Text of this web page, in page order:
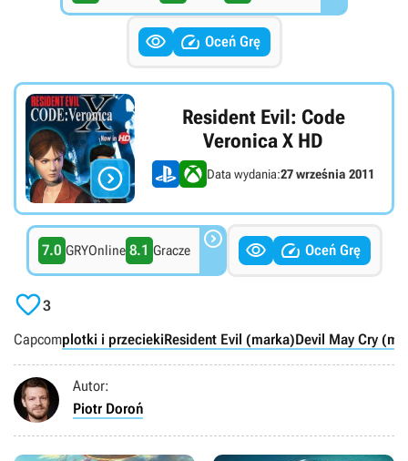
  Oceń Grę

Resident Evil: Code
Veronica X HD
Data wydania:27 września 2011
7.0 GRYOnline 8.1 Gracze    Oceń Grę
3
Capcomplotki i przeciekiResident Evil (marka)Devil May Cry
Autor:
Piotr Doroń